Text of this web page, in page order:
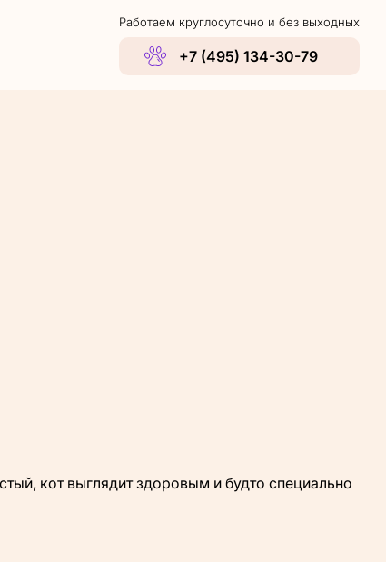
Работаем круглосуточно и без выходных
+7 (495) 134-30-79
кот выглядит здоровым и будто специально